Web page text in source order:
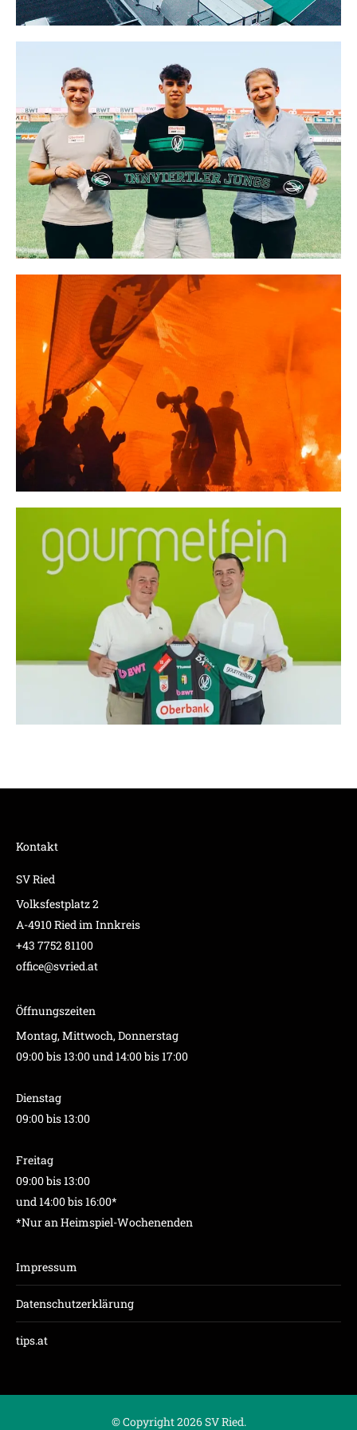
Kontakt
SV Ried
Volksfestplatz 2
A-4910 Ried im Innkreis
+43 7752 81100
office@svried.at
Öffnungszeiten
Montag, Mittwoch, Donnerstag
09:00 bis 13:00 und 14:00 bis 17:00
Dienstag
09:00 bis 13:00
Freitag
09:00 bis 13:00
und 14:00 bis 16:00*
*Nur an Heimspiel-Wochenenden
Impressum
Datenschutzerklärung
tips.at
© Copyright 2026 SV Ried.